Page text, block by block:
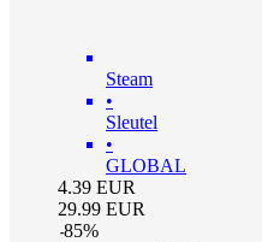
Steam
•
Sleutel
•
GLOBAL
4.39 EUR
29.99 EUR
-85%